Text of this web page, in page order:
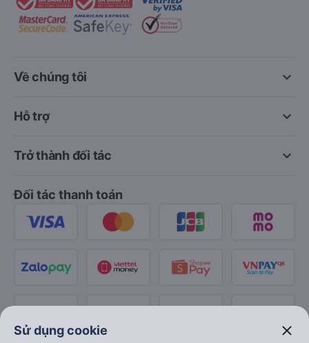
keyboard_arrow_down
Về chúng tôi
keyboard_arrow_down
Hỗ trợ
keyboard_arrow_down
Trở thành đối tác
Đối tác thanh toán
Sử dụng cookie close